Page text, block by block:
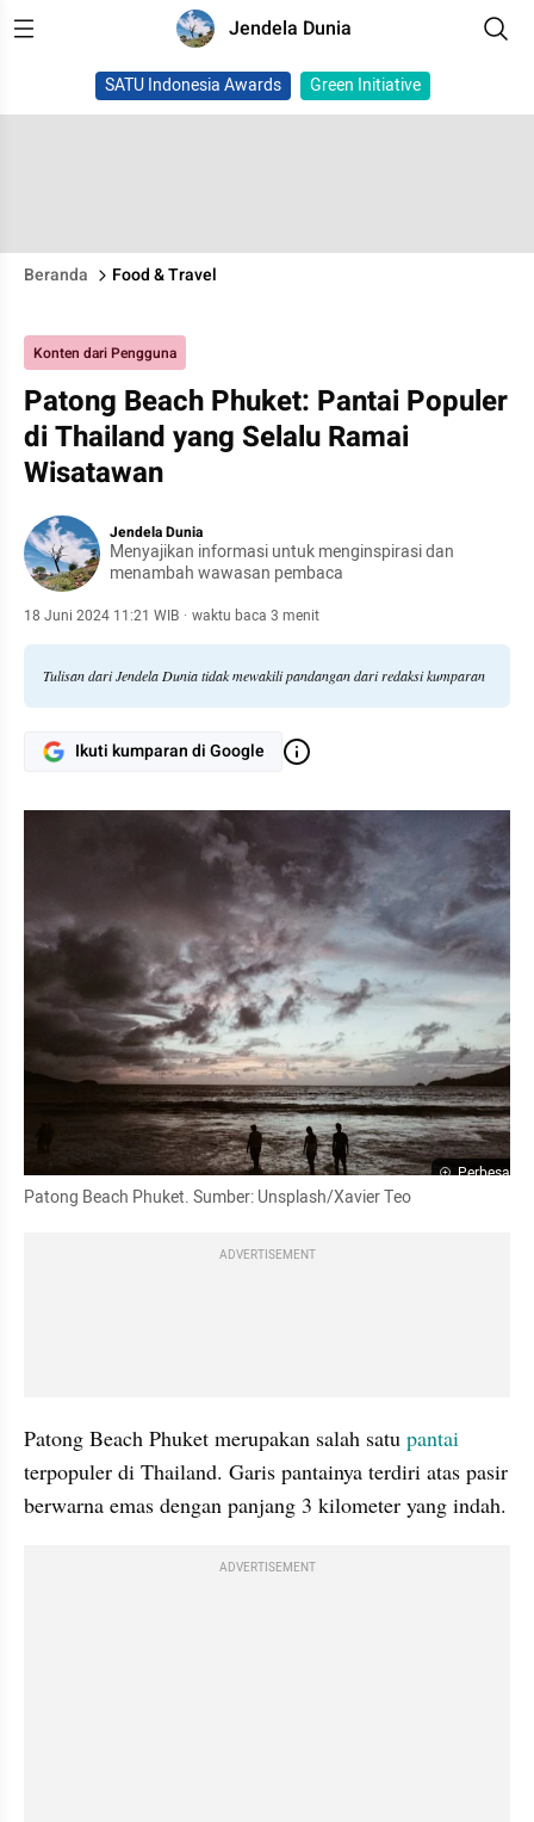
Jendela Dunia
SATU Indonesia Awards Green Initiative
Beranda Food & Travel
Konten dari Pengguna
Patong Beach Phuket: Pantai Populer
di Thailand yang Selalu Ramai
Wisatawan
Jendela Dunia
Menyajikan informasi untuk menginspirasi dan
menambah wawasan pembaca
18 Juni 2024 11:21 WIB · waktu baca 3 menit
Tulisan dari Jendela Dunia tidak mewakili pandangan dari redaksi kumparan
Ikuti kumparan di Google
Perbesar
Patong Beach Phuket. Sumber: Unsplash/Xavier Teo
ADVERTISEMENT
Patong Beach Phuket merupakan salah satu pantai
terpopuler di Thailand. Garis pantainya terdiri atas pasir
berwarna emas dengan panjang 3 kilometer yang indah.
ADVERTISEMENT